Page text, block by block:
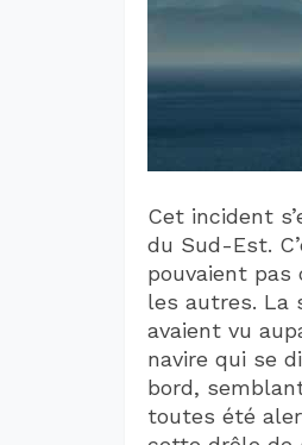
Cet incident
du Sud-Est.
pouvaient pas
les autres. La
avaient vu
navire qui se
bord,
toutes été